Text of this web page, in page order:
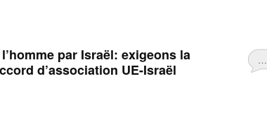
…
par Israël: exigeons la
d’association UE-Israël